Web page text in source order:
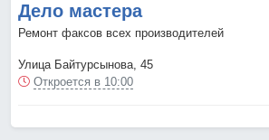
Дело мастера
Ремонт факсов всех производителей
Улица Байтурсынова, 45
Откроется в 10:00